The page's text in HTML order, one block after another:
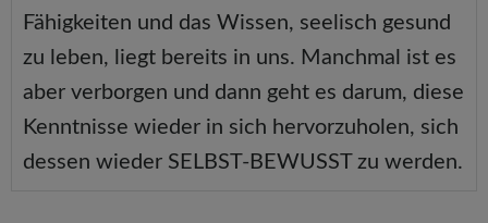
Fähigkeiten und das Wissen, seelisch gesund
zu leben, liegt bereits in uns. Manchmal ist es
aber verborgen und dann geht es darum, diese
Kenntnisse wieder in sich hervorzuholen, sich
dessen wieder SELBST-BEWUSST zu werden.